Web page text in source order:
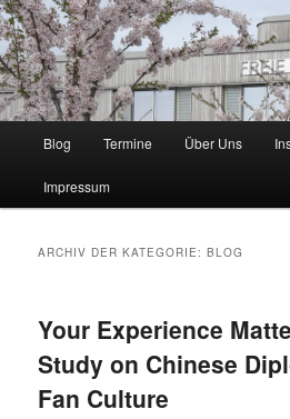
Blog Termine Über Uns
Impressum
ARCHIV DER KATEGORIE:BLOG
Your Experience
Study on Chinese
Fan Culture